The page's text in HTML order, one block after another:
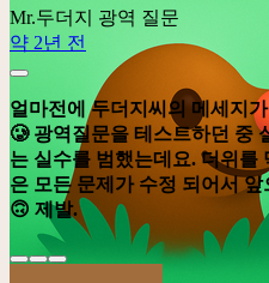
Mr.두더지
광역 질문
약 2년 전
얼마전에 두더지씨의 메세지
🥲 광역질문을 테스트하던 중
는 실수를 범했는데요. 더위를
은 모든 문제가 수정 되어서
🙃 제발.